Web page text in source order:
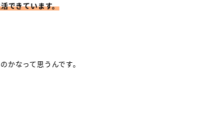
できています。
かなって思うんです。